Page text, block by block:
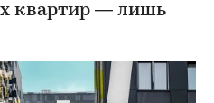
квартир — лишь